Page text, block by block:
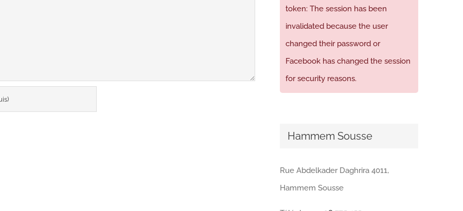
token: The session has been
invalidated because the user
changed their password or
Facebook has changed the session
for security reasons.
Hammem Sousse
Rue Abdelkader Daghrira 4011,
Hammem Sousse